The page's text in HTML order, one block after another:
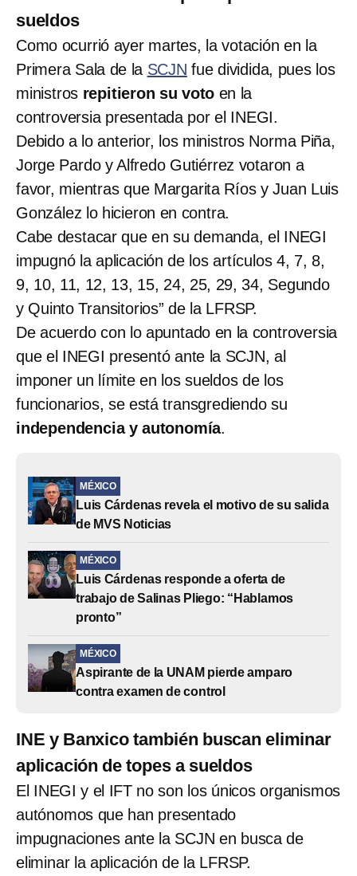
sueldos
Como ocurrió ayer martes, la votación en la
Primera Sala de la SCJN fue dividida, pues los
ministros repitieron su voto en la
controversia presentada por el INEGI.
Debido a lo anterior, los ministros Norma Piña,
Jorge Pardo y Alfredo Gutiérrez votaron a
favor, mientras que Margarita Ríos y Juan Luis
González lo hicieron en contra.
Cabe destacar que en su demanda, el INEGI
impugnó la aplicación de los artículos 4, 7, 8,
9, 10, 11, 12, 13, 15, 24, 25, 29, 34, Segundo
y Quinto Transitorios” de la LFRSP.
De acuerdo con lo apuntado en la controversia
que el INEGI presentó ante la SCJN, al
imponer un límite en los sueldos de los
funcionarios, se está transgrediendo su
independencia y autonomía.
MÉXICO
Luis Cárdenas revela el motivo de su salida
de MVS Noticias
MÉXICO
Luis Cárdenas responde a oferta de
trabajo de Salinas Pliego: “Hablamos
pronto”
MÉXICO
Aspirante de la UNAM pierde amparo
contra examen de control
INE y Banxico también buscan eliminar
aplicación de topes a sueldos
El INEGI y el IFT no son los únicos organismos
autónomos que han presentado
impugnaciones ante la SCJN en busca de
eliminar la aplicación de la LFRSP.